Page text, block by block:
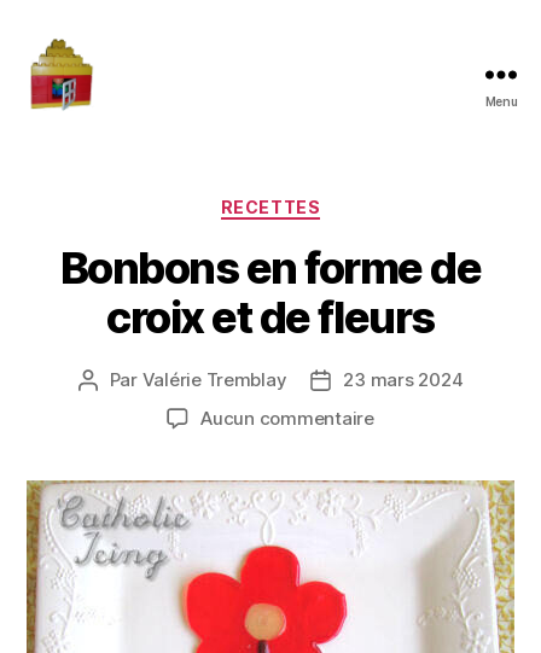
Menu
Catégories
RECETTES
Bonbons en forme de
croix et de fleurs
Auteur
Par Valérie Tremblay
Date23 mars 2024
Aucun commentairesur
forme
de
fleurs